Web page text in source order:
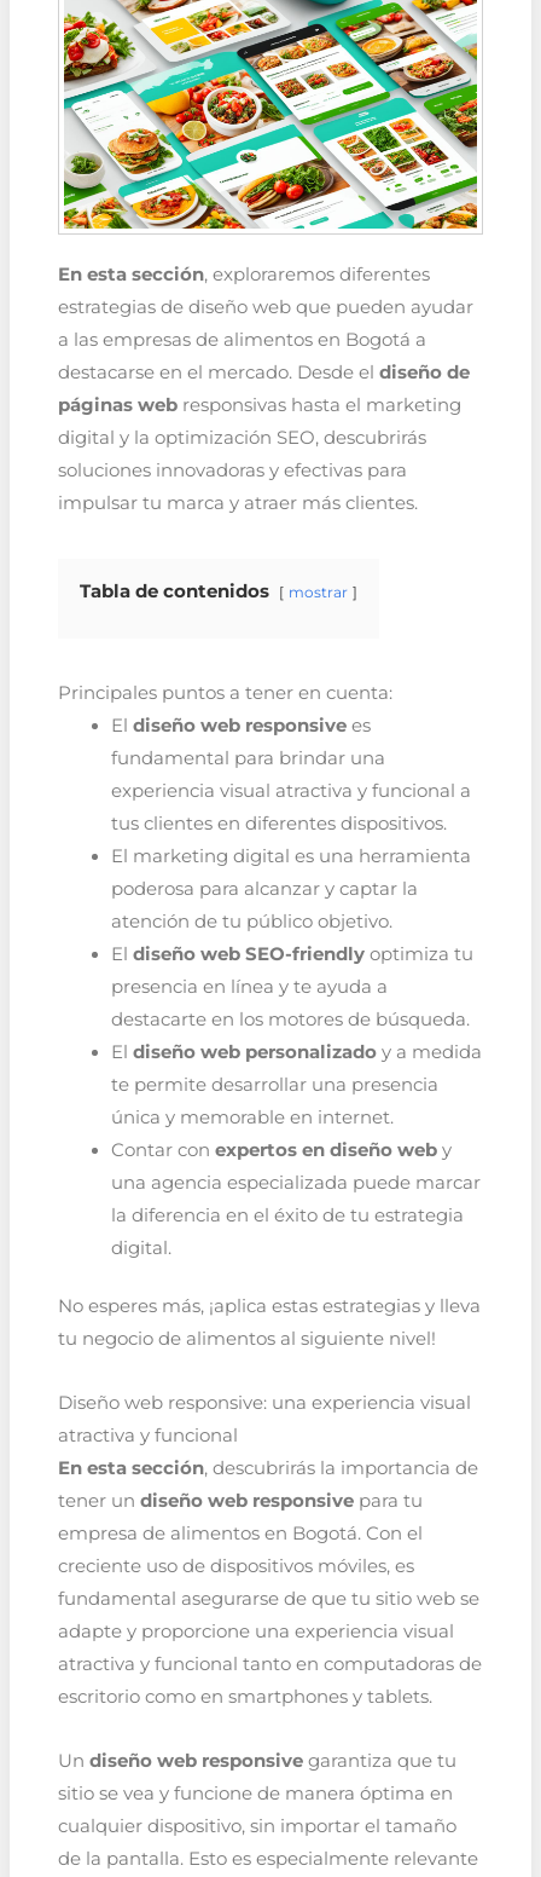
En esta sección, exploraremos diferentes
estrategias de diseño web que pueden ayudar
a las empresas de alimentos en Bogotá a
destacarse en el mercado. Desde el diseño de
páginas webresponsivas hasta el marketing
digital y la optimización SEO, descubrirás
soluciones innovadoras y efectivas para
impulsar tu marca y atraer más clientes.
Tabla de contenidos mostrar
Principales puntos a tener en cuenta:
El diseño web responsivees
fundamental para brindar una
experiencia visual atractiva y funcional a
tus clientes en diferentes dispositivos.
El marketing digital es una herramienta
poderosa para alcanzar y captar la
atención de tu público objetivo.
El diseño web SEO-friendlyoptimiza tu
presencia en línea y te ayuda a
destacarte en los motores de búsqueda.
El diseño web personalizadoy a medida
te permite desarrollar una presencia
única y memorable en internet.
Contar con expertos en diseño weby
una agencia especializada puede marcar
la diferencia en el éxito de tu estrategia
digital.
No esperes más, ¡aplica estas estrategias y lleva
tu negocio de alimentos al siguiente nivel!
Diseño web responsive: una experiencia visual
atractiva y funcional
En esta sección, descubrirás la importancia de
tener un diseño web responsivepara tu
empresa de alimentos en Bogotá. Con el
creciente uso de dispositivos móviles, es
fundamental asegurarse de que tu sitio web se
adapte y proporcione una experiencia visual
atractiva y funcional tanto en computadoras de
escritorio como en smartphones y tablets.
Un diseño web responsivegarantiza que tu
sitio se vea y funcione de manera óptima en
cualquier dispositivo, sin importar el tamaño
de la pantalla. Esto es especialmente relevante